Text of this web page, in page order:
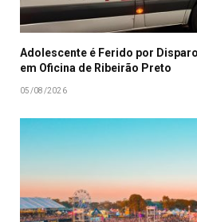
Adolescente é Ferido por
em Oficina de Ribeirão Preto
05/08/2026